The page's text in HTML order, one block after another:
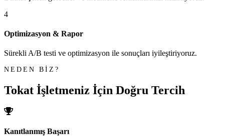
4
Optimizasyon & Rapor
Sürekli A/B testi ve optimizasyon ile sonuçları iyileştiriyoruz.
NEDEN BİZ?
Tokat İşletmeniz İçin Doğru Tercih
Kanıtlanmış Başarı